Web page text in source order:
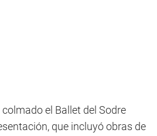
el Ballet del Sodre
que incluyó obras de